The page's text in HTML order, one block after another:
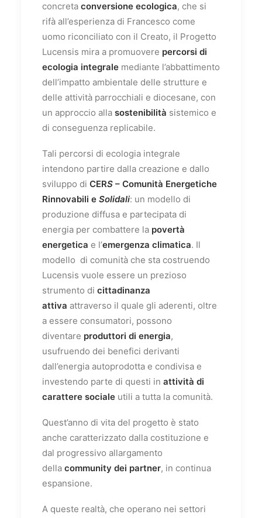
concreta conversione ecologica, che si
rifà all’esperienza di Francesco come
uomo riconciliato con il Creato, il Progetto
Lucensis mira a promuovere percorsi di
ecologia integrale mediante l’abbattimento
dell’impatto ambientale delle strutture e
delle attività parrocchiali e diocesane, con
un approccio alla sostenibilità sistemico e
di conseguenza replicabile.
Tali percorsi di ecologia integrale
intendono partire dalla creazione e dallo
sviluppo di CERS – Comunità Energetiche
Rinnovabili e Solidali: un modello di
produzione diffusa e partecipata di
energia per combattere la povertà
energetica e l’emergenza climatica. Il
modello di comunità che sta costruendo
Lucensis vuole essere un prezioso
strumento di cittadinanza
attiva attraverso il quale gli aderenti, oltre
a essere consumatori, possono
diventare produttori di energia,
usufruendo dei benefici derivanti
dall’energia autoprodotta e condivisa e
investendo parte di questi in attività di
carattere sociale utili a tutta la comunità.
Quest’anno di vita del progetto è stato
anche caratterizzato dalla costituzione e
dal progressivo allargamento
della community dei partner, in continua
espansione.
A queste realtà, che operano nei settori